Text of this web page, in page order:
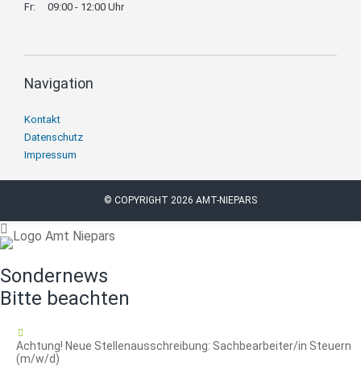
Fr:
09:00 - 12:00 Uhr
Navigation
Navigation
überspringen
Kontakt
Datenschutz
Impressum
© COPYRIGHT 2026 AMT-NIEPARS
Sondernews
Bitte beachten
Achtung! Neue Stellenausschreibung: Sachbearbeiter/in Steuern
(m/w/d)